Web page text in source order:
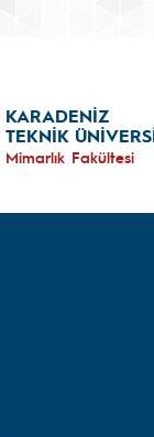
KARADENİZ
TEKNİK
Mimarlık Fakültesi